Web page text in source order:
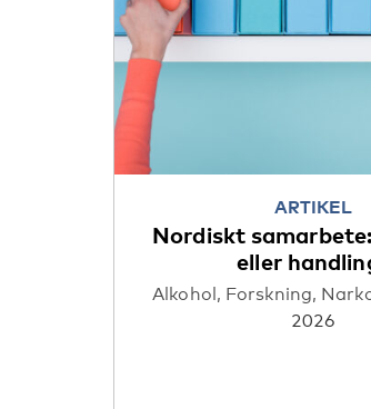
ARTIKEL
Nordiskt
eller
Alkohol, Forskning,
2026